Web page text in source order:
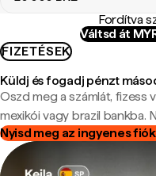
Fordítva
Váltsd át
FIZETÉSEK
Küldj és fogadj pénzt
Oszd meg a számlát, fizess
mexikói vagy brazil bankba.
Nyisd meg az ingyenes